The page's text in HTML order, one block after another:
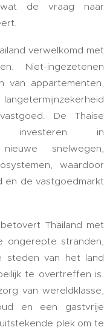
wat de vraag naar
verwelkomd met
Niet-ingezetenen
van appartementen,
De Thaise
investeren in
snelwegen,
waardoor
de vastgoedmarkt
Thailand met
ongerepte stranden,
steden van het land
te overtreffen is.
van wereldklasse,
en een gastvrije
plek om te